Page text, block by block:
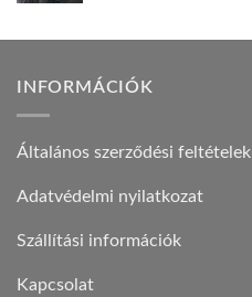
INFORMÁCIÓK
Általános szerződési feltételek
Adatvédelmi nyilatkozat
Szállítási információk
Kapcsolat